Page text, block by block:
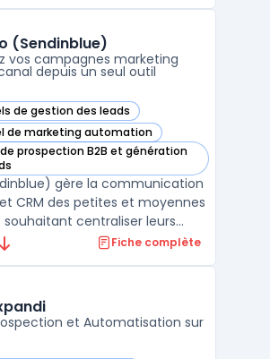
deux usages distincts :
...
(Sendinblue)
vos campagnes marketing
depuis un seul outil
de gestion des leads
(Sendinblue) dans cette catégorie
de marketing automation
(Sendinblue) dans cette catégorie
prospection B2B et génération
(Sendinblue) dans cette catégorie
gère la communication
CRM des petites et moyennes
souhaitant centraliser leurs
multiplier les outils. La
leurs budgets, tout en
exigen ...
Fiche complète
et Automatisation sur